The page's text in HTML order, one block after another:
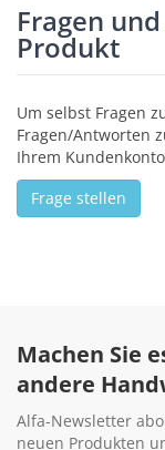
Fragen
Produkt
Um selbst Fragen
Fragen/Antworten
Ihrem
Frage stellen
Machen Sie
andere
Alfa-Newsletter
neuen Produkten